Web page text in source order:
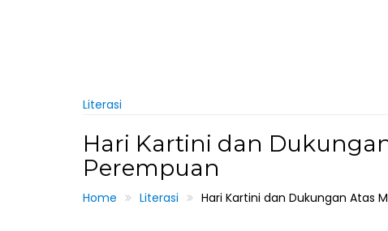
Literasi
Hari Kartini dan
Perempuan
Home Literasi Hari Kartini dan Dukungan Atas